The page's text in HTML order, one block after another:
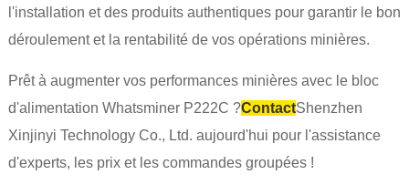
l'installation et des produits authentiques pour garantir le bon
déroulement et la rentabilité de vos opérations minières.
Prêt à augmenter vos performances minières avec le bloc
d'alimentation Whatsminer P222C ?ContactShenzhen
Xinjinyi Technology Co., Ltd. aujourd'hui pour l'assistance
d'experts, les prix et les commandes groupées !